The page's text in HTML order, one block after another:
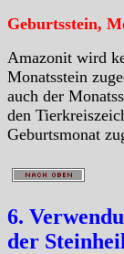
Geburtsstein,
Amazonit wird
Monatsstein
auch der
den
Geburtsmonat
6.
der